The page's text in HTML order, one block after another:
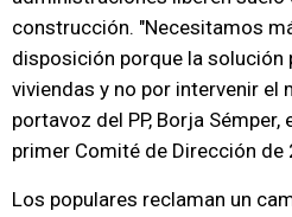
construcción. "Necesitamos
disposición porque la solución
viviendas y no por intervenir el
portavoz del PP, Borja
primer Comité de Dirección de
Los populares reclaman un